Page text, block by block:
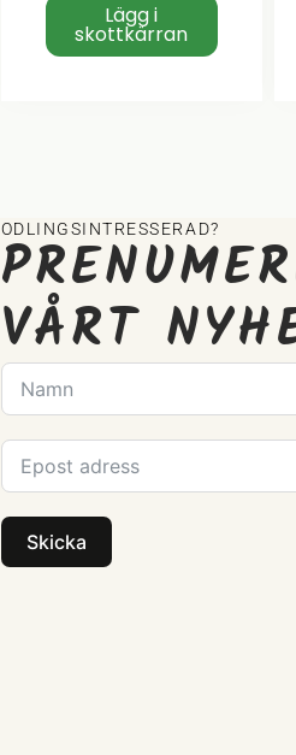
Lägg i
skottkärran
ODLINGSINTRESSERAD?
VÅRT
Skicka